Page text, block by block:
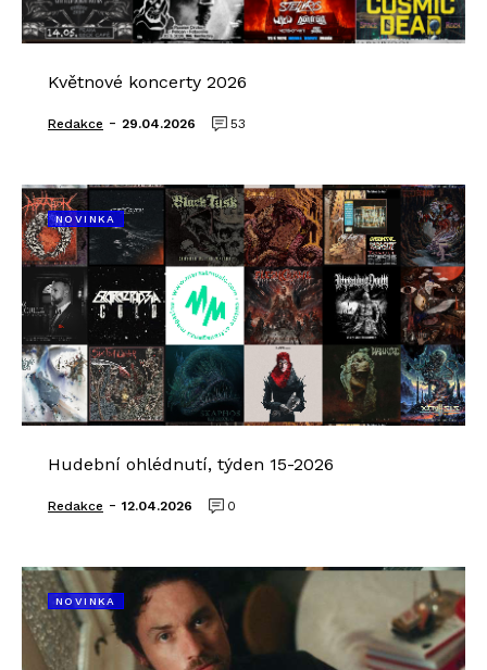
Květnové koncerty 2026
Redakce - 29.04.2026 53
NOVINKA
Hudební ohlédnutí, týden 15-2026
Redakce - 12.04.2026 0
NOVINKA